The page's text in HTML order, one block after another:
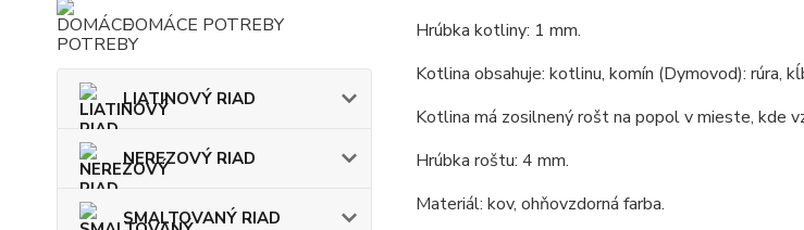
DOMÁCE POTREBY
LIATINOVÝ RIAD
NEREZOVÝ RIAD
SMALTOVANÝ RIAD
Hrúbka kotliny: 1 mm.
Kotlina obsahuje: kotlinu, komín (Dymovod): rúra,
Kotlina má zosilnený rošt na popol v mieste, kde
Hrúbka roštu: 4 mm.
Materiál: kov, ohňovzdorná farba.